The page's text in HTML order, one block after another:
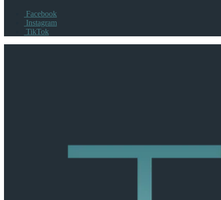
Facebook
Instagram
TikTok